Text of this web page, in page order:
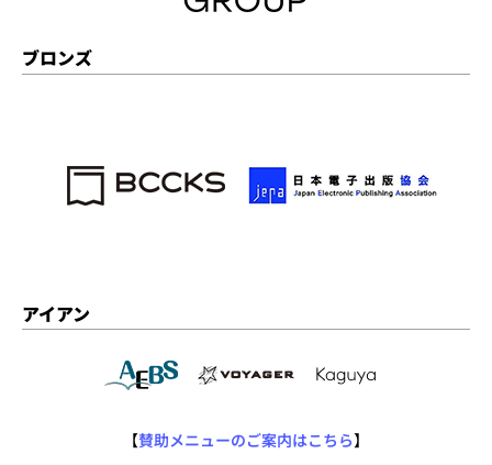
ブロンズ
アイアン
【賛助メニューのご案内はこちら】